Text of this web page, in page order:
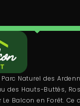
Naturel des
des Hauts-Buttés,
Balcon en Forêt. Ce